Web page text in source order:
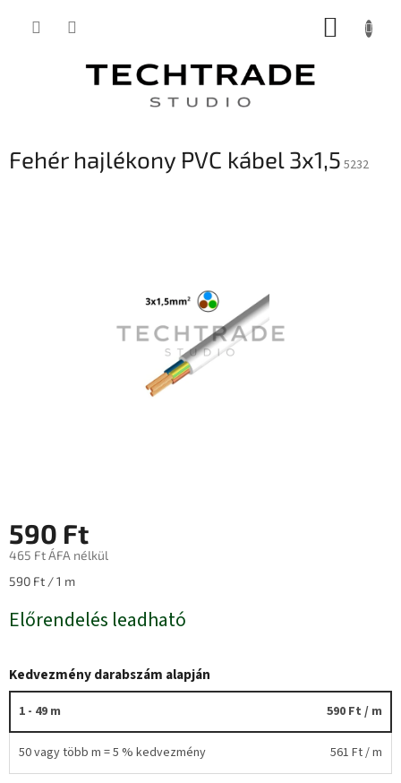
KOSÁR
Fehér hajlékony PVC kábel 3x1,5 5232
590 Ft
465 Ft ÁFA nélkül
Egységár:
590 Ft / 1 m
Előrendelés leadható
Kedvezmény darabszám alapján
1 - 49 m 590 Ft / m
50 vagy több m = 5 % kedvezmény 561 Ft/ m